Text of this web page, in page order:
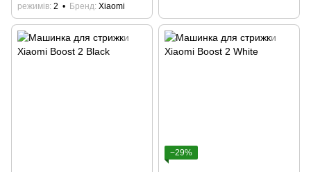
режимів 2 Бренд Xiaomi
−29%